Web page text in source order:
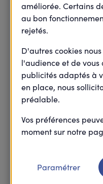
Votre
Vous allez recevoir à
email de
améliorée. Certains
au bon
rejetés.
D'autres cookies
l'audience et de vous
publicités adaptés à
en place, nous
préalable.
Vos préférences
moment sur notre
Paramétrer